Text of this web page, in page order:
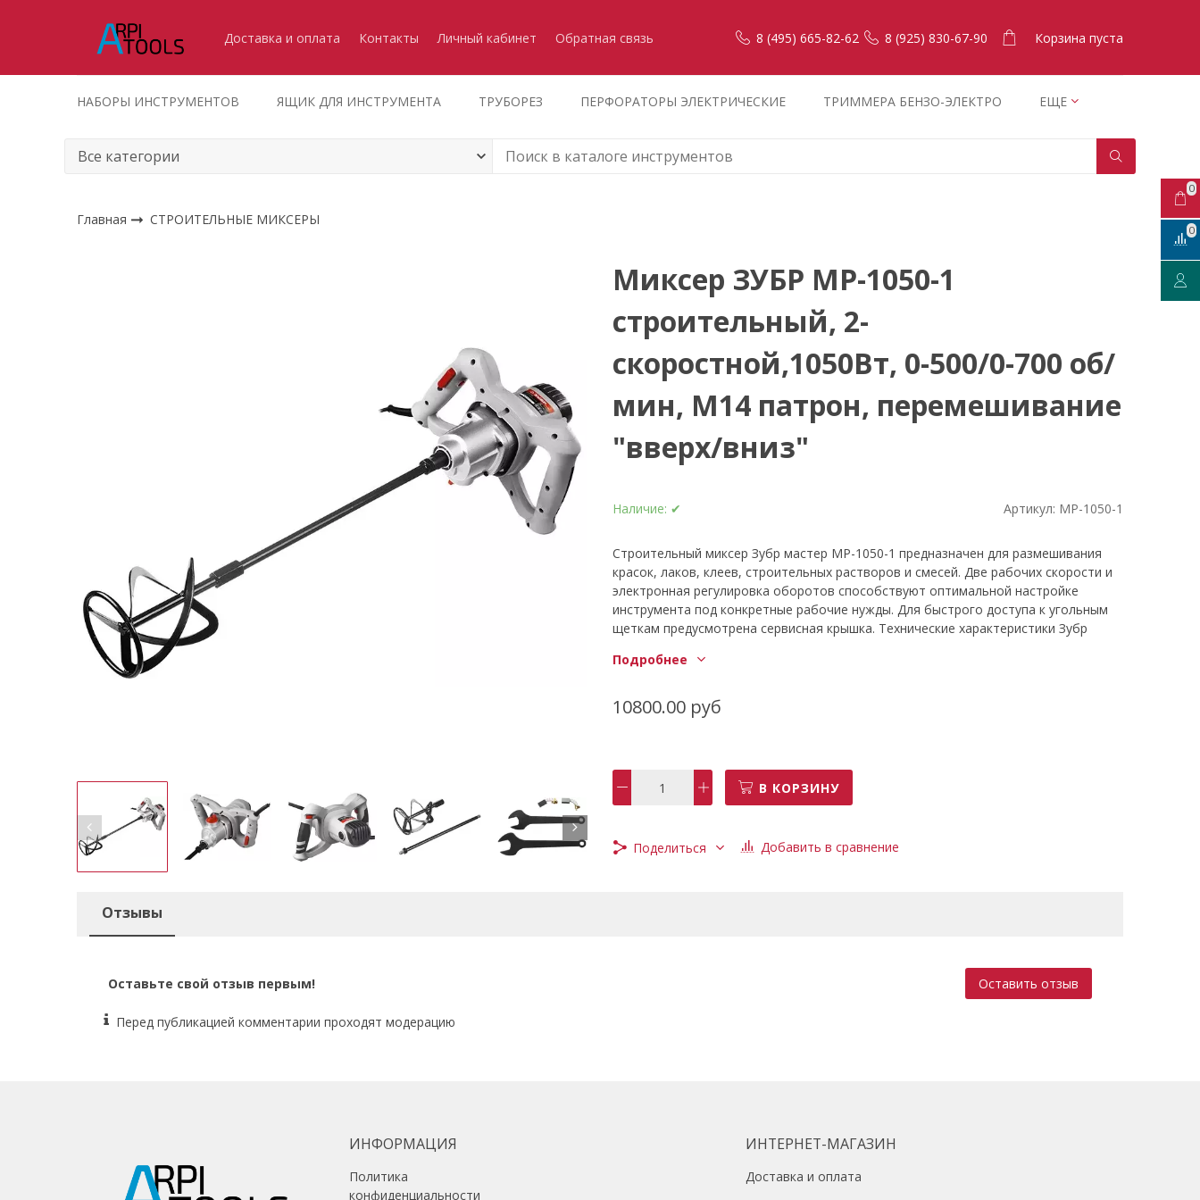
8 (495) 665-82-62 8 (925) 830-67-90
Доставка и оплата Контакты Личный кабинет Обратная связь Корзина пуста
НАБОРЫ ИНСТРУМЕНТОВ ЯЩИК ДЛЯ ИНСТРУМЕНТА ТРУБОРЕЗ ПЕРФОРАТОРЫ ЭЛЕКТРИЧЕСКИЕ ТРИММЕРА БЕНЗО-ЭЛЕКТРО ЕЩЕ
Главная СТРОИТЕЛЬНЫЕ МИКСЕРЫ
Миксер ЗУБР МР-1050-1
строительный, 2-
скоростной,1050Вт, 0-500/0-700 об/
мин, М14 патрон, перемешивание
"вверх/вниз"
Наличие: ✔ Артикул: МР-1050-1
Строительный миксер Зубр мастер МР-1050-1 предназначен для размешивания
красок, лаков, клеев, строительных растворов и смесей. Две рабочих скорости и
электронная регулировка оборотов способствуют оптимальной настройке
инструмента под конкретные рабочие нужды. Для быстрого доступа к угольным
щеткам предусмотрена сервисная крышка. Технические характеристики Зубр
патрона М14 Патрон М14 Наличие реверса нет Количество венчиков 1 Длина
4,2 Частота вращения шпинделя, об/мин 0-500/0-700 Плавный пуск нет
Морозоустойчивый кабель да Комплектация коробка Преимущества Зубр мастер
Двухскоростной редуктор; Длина сменной насадки: 590 мм; Удобные рукоятки -
для комфортной работы строительным миксером Зубр мастер МР-1050-1;
Подробнее
10800.00 руб
В КОРЗИНУ
Поделиться Добавить в сравнение
Отзывы
Оставьте свой отзыв первым! Оставить отзыв
Перед публикацией комментарии проходят модерацию
ИНФОРМАЦИЯ
Политика
конфиденциальности
ИНТЕРНЕТ-МАГАЗИН
Доставка и оплата
0
0